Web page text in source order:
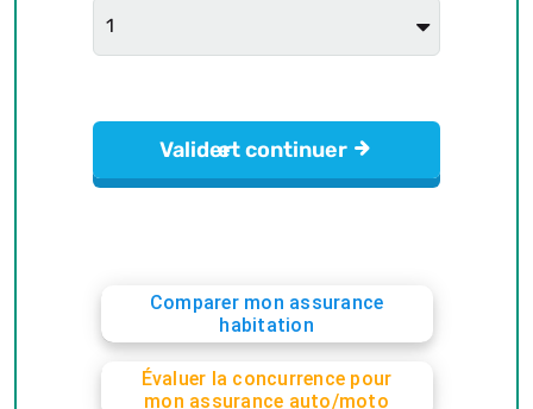
Comparer mon assurance
habitation
Évaluer la concurrence pour
mon assurance auto/moto